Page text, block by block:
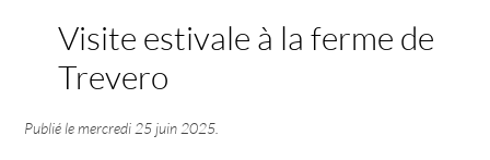
Visite estivale à la ferme de
Trevero
Publié lemercredi 25 juin 2025